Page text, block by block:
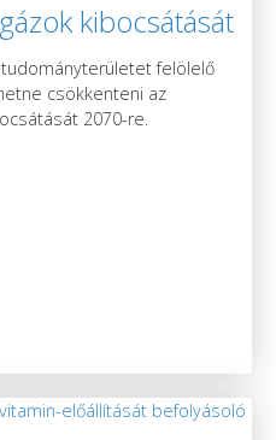
kibocsátását
szerint
tudományterületet felölelő
csökkenteni az
2070-re.